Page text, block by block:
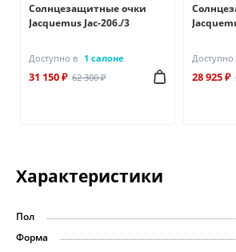
Солнцезащитные очки
Jacquemus Jac-206./3
Доступно в 1 салоне
31 150 ₽ 62 300 ₽
Доступно
28 925 ₽
Характеристики
Пол
Форма